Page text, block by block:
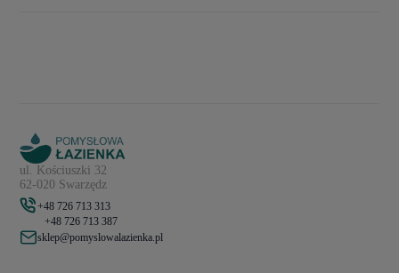
ul. Kościuszki 32
62-020 Swarzędz
+48 726 713 313
+48 726 713 387
sklep@pomyslowalazienka.pl